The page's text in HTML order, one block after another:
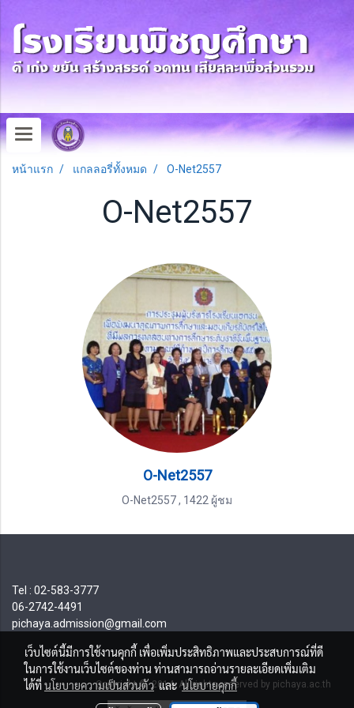
หน้าแรก แกลลอรี่ทั้งหมด O-Net2557
O-Net2557
O-Net2557
O-Net2557, 1422 ผู้ชม
Tel : 02-583-3777
06-2742-4491
pichaya.admission@gmail.com
Copyright © 2014 All rights reserved by pichaya.ac.th
เว็บไซต์นี้มีการใช้งานคุกกี้ เพื่อเพิ่มประสิทธิภาพและประสบการณ์ที่ดี
ในการใช้งานเว็บไซต์ของท่าน ท่านสามารถอ่านรายละเอียดเพิ่มเติม
ได้ที่นโยบายความเป็นส่วนตัวและนโยบายคุกกี้